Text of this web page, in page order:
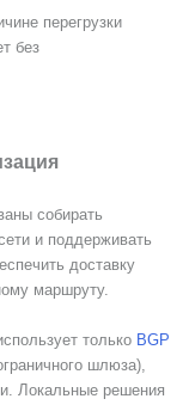
перегрузки
без
собирать
и поддерживать
доставку
маршруту.
только BGP
шлюза),
Локальные решения